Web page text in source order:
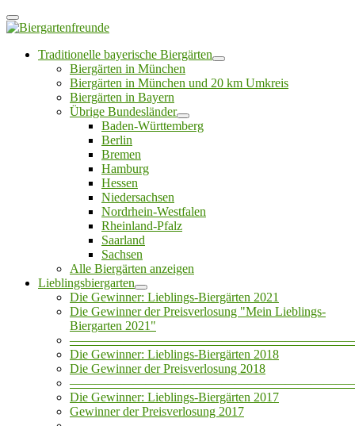
Traditionelle bayerische Biergärten
Biergärten in München
Biergärten in München und 20 km Umkreis
Biergärten in Bayern
Übrige Bundesländer
Baden-Württemberg
Berlin
Bremen
Hamburg
Hessen
Niedersachsen
Nordrhein-Westfalen
Rheinland-Pfalz
Saarland
Sachsen
Alle Biergärten anzeigen
Lieblingsbiergarten
Die Gewinner: Lieblings-Biergärten 2021
Die Gewinner der Preisverlosung "Mein Lieblings-
Biergarten 2021"
Die Gewinner: Lieblings-Biergärten 2018
Die Gewinner der Preisverlosung 2018
Die Gewinner: Lieblings-Biergärten 2017
Gewinner der Preisverlosung 2017